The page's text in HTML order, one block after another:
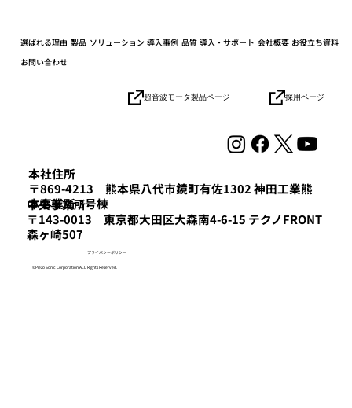
の社会実装を目指す「HICity 次世代ロボ
ティクスMeetup」参加レポート
本社住所
〒869-4213 熊本県八代市鏡町有佐1302 神田工業熊
本事業所 3号棟
​中央事業所
〒143-0013 東京都大田区大森南4-6-15 テクノFRONT
森ヶ崎507
選ばれる理由 製品 ソリューション 導入事例 品質 導入・サポート 会社概要 お役立ち資料
お問い合わせ
超音波モータ製品ページ 採用ページ
プライバシーポリシー
©Piezo Sonic Corporation ALL Rights Reserved.